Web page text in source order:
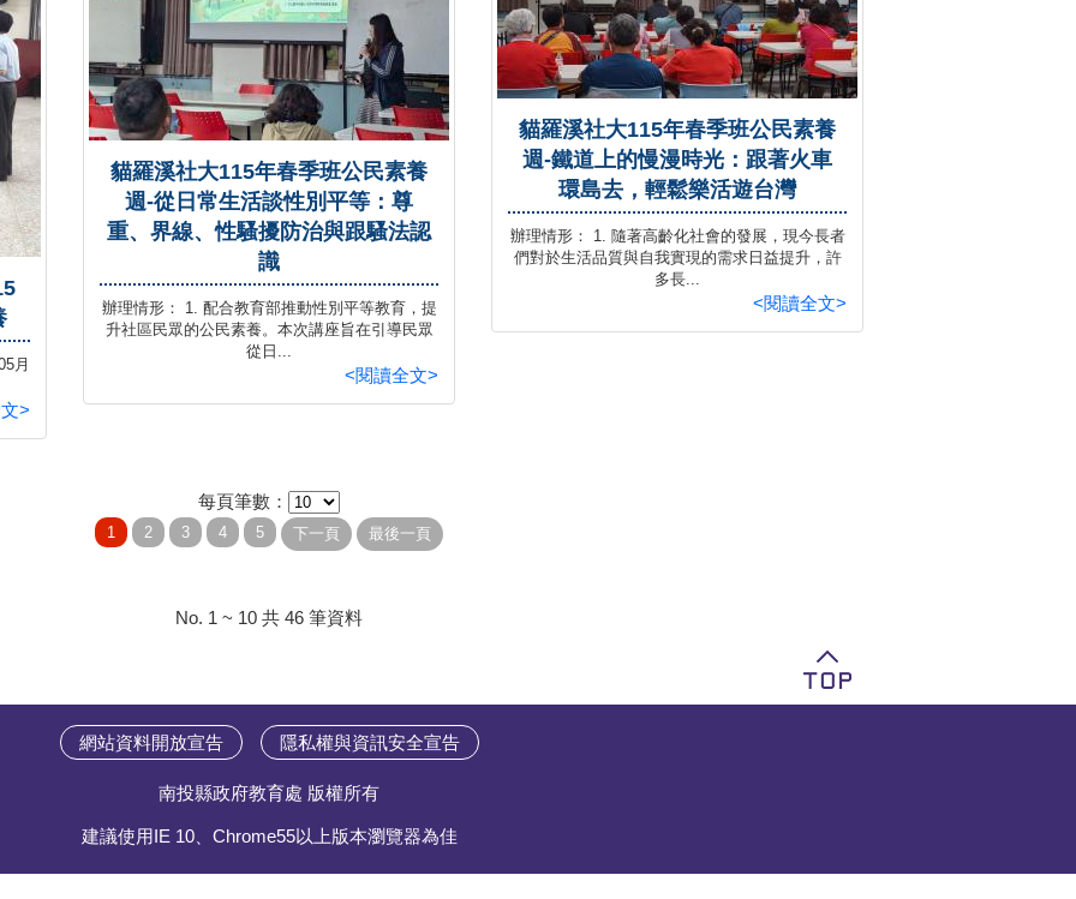
月
>
貓羅溪社大115年春季班公民素養
週-從日常生活談性別平等：尊
重、界線、性騷擾防治與跟騷法認
識
辦理情形： 1. 配合教育部推動性別平等教育，提
升社區民眾的公民素養。本次講座旨在引導民眾
從日...
<閱讀全文>
貓羅溪社大115年春季班公民素養
週-鐵道上的慢漫時光：跟著火車
環島去，輕鬆樂活遊台灣
辦理情形： 1. 隨著高齡化社會的發展，現今長者
們對於生活品質與自我實現的需求日益提升，許
多長...
<閱讀全文>
每頁筆數：
No. 1 ~ 10 共 46 筆資料
網站資料開放宣告 隱私權與資訊安全宣告
南投縣政府教育處 版權所有
建議使用IE 10、Chrome55以上版本瀏覽器為佳